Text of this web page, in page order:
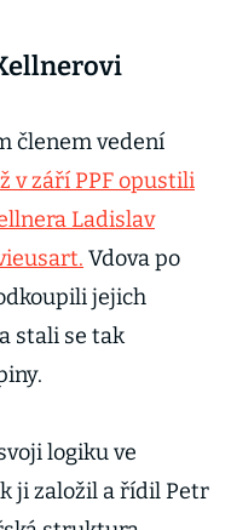
členem vedení
v září PPF opustili
Ladislav
Vdova po
jejich
stali se tak
logiku ve
ji založil a řídil Petr